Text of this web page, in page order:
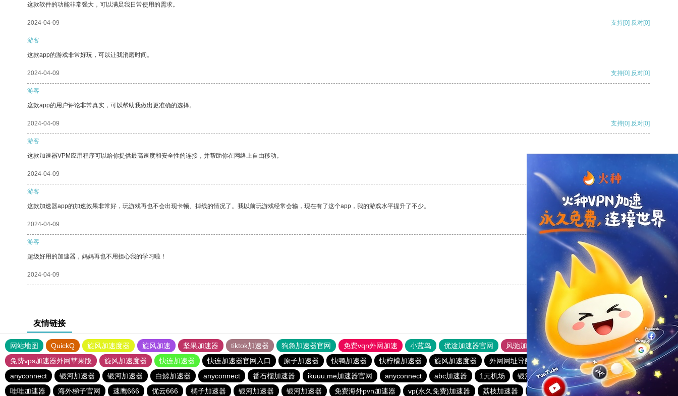
这款软件的功能非常强大，可以满足我日常使用的需求。
2024-04-09 支持[0] 反对[0]
游客
这款app的游戏非常好玩，可以让我消磨时间。
2024-04-09 支持[0] 反对[0]
游客
这款app的用户评论非常真实，可以帮助我做出更准确的选择。
2024-04-09 支持[0] 反对[0]
游客
这款加速器VPM应用程序可以给你提供最高速度和安全性的连接，并帮助你在网络上自由移动。
2024-04-09 支持
游客
这款加速器app的加速效果非常好，玩游戏再也不会出现卡顿、掉线的情况了。我以前玩游戏经常会输，现在有了这个app，我的游戏水平提升了不少。
2024-04-09 支持[0] 反对[0]
游客
超级好用的加速器，妈妈再也不用担心我的学习啦！
2024-04-09 支持[0] 反对[0]
友情链接
网站地图 QuickQ 旋风加速度器 旋风加速 坚果加速器 tiktok加速器 狗急加速器官网 免费vqn外网加速 小蓝鸟 优途加速器官网 风驰加速器
旋风加速器
免费vps加速器外网苹果版
旋风加速度器 快连加速器 快连加速器官网入口 原子加速器 快鸭加速器 快柠檬加速器 旋风加速度器 外网网址导航 软件中心 纵云梯加速器
1元机场
anyconnect
银河加速器 银河加速器 白鲸加速器 anyconnect 番石榴加速器 ikuuu.me加速器官网 anyconnect abc加速器 1元机场 银河加速器 银河加速器
hammer加速器
哇哇加速器
海外梯子官网 速鹰666 优云666 橘子加速器 银河加速器 银河加速器 免费海外pvn加速器 vp(永久免费)加速器 荔枝加速器 蜜蜂加速器 anyconnect 暴雪加速器